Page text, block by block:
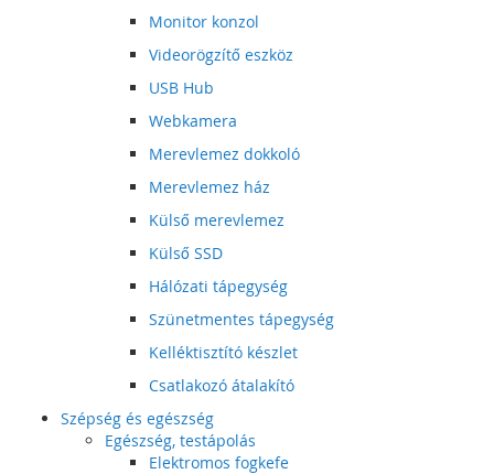
Monitor konzol
Videorögzítő eszköz
USB Hub
Webkamera
Merevlemez dokkoló
Merevlemez ház
Külső merevlemez
Külső SSD
Hálózati tápegység
Szünetmentes tápegység
Kelléktisztító készlet
Csatlakozó átalakító
Szépség és egészség
Egészség, testápolás
Elektromos fogkefe